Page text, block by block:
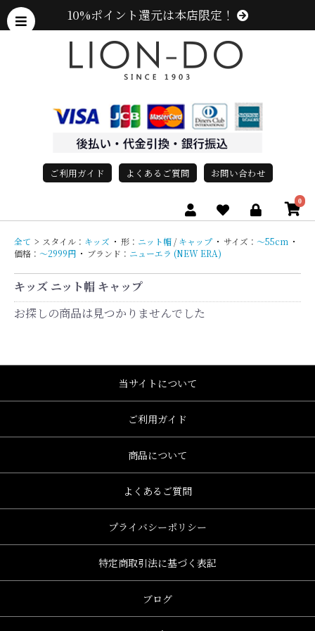
10%ポイント還元は本店限定！
ご利用ガイド よくあるご質問 お問い合わせ
0
全て > スタイル： キッズ ・ 形： ニット帽 / キャップ ・ サイズ： 〜55cm ・
価格： 〜2999円 ・ ブランド： ニューエラ (NEW ERA)
キッズ ニット帽 キャップ
お探しの商品は見つかりませんでした
当サイトについて
ご利用ガイド
商品について
よくあるご質問
プライバシーポリシー
特定商取引法に基づく表記
ブログ